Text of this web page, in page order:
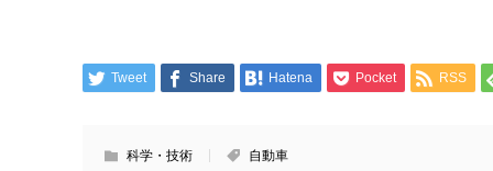
Tweet Share Hatena Pocket RSS
科学・技術 自動車